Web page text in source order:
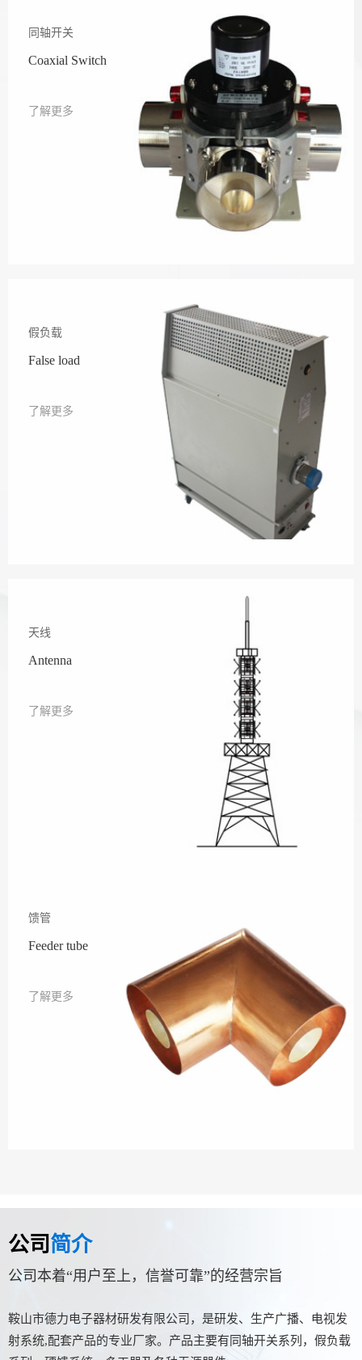
同轴开关
Coaxial Switch
了解更多
假负载
False load
了解更多
天线
Antenna
了解更多
馈管
Feeder tube
了解更多
公司简介
公司本着“用户至上，信誉可靠”的经营宗旨
鞍山市德力电子器材研发有限公司，是研发、生产广播、电视发
射系统,配套产品的专业厂家。产品主要有同轴开关系列，假负载